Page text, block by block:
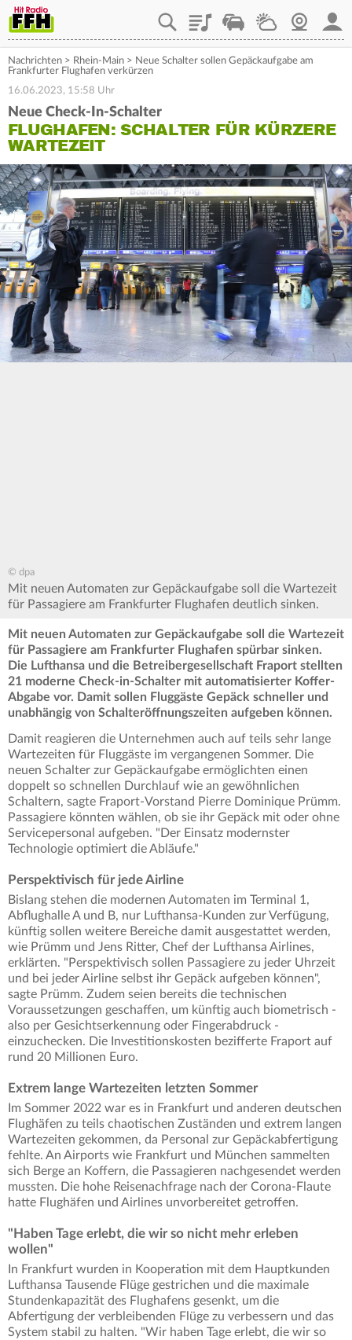
PlaylistStaupilotWetterWebcam
Nachrichten > Rhein-Main > Neue Schalter sollen Gepäckaufgabe am
Frankfurter Flughafen verkürzen
16.06.2023, 15:58 Uhr
Neue Check-In-Schalter
FLUGHAFEN: SCHALTER FÜR KÜRZERE
WARTEZEIT
© dpa
Mit neuen Automaten zur Gepäckaufgabe soll die Wartezeit
für Passagiere am Frankfurter Flughafen deutlich sinken.
Mit neuen Automaten zur Gepäckaufgabe soll die Wartezeit
für Passagiere am Frankfurter Flughafen spürbar sinken.
Die Lufthansa und die Betreibergesellschaft Fraport stellten
21 moderne Check-in-Schalter mit automatisierter Koffer-
Abgabe vor. Damit sollen Fluggäste Gepäck schneller und
unabhängig von Schalteröffnungszeiten aufgeben können.
Damit reagieren die Unternehmen auch auf teils sehr lange
Wartezeiten für Fluggäste im vergangenen Sommer. Die
neuen Schalter zur Gepäckaufgabe ermöglichten einen
doppelt so schnellen Durchlauf wie an gewöhnlichen
Schaltern, sagte Fraport-Vorstand Pierre Dominique Prümm.
Passagiere könnten wählen, ob sie ihr Gepäck mit oder ohne
Servicepersonal aufgeben. "Der Einsatz modernster
Technologie optimiert die Abläufe."
Perspektivisch für jede Airline
Bislang stehen die modernen Automaten im Terminal 1,
Abflughalle A und B, nur Lufthansa-Kunden zur Verfügung,
künftig sollen weitere Bereiche damit ausgestattet werden,
wie Prümm und Jens Ritter, Chef der Lufthansa Airlines,
erklärten. "Perspektivisch sollen Passagiere zu jeder Uhrzeit
und bei jeder Airline selbst ihr Gepäck aufgeben können",
sagte Prümm. Zudem seien bereits die technischen
Voraussetzungen geschaffen, um künftig auch biometrisch -
also per Gesichtserkennung oder Fingerabdruck -
einzuchecken. Die Investitionskosten bezifferte Fraport auf
rund 20 Millionen Euro.
Extrem lange Wartezeiten letzten Sommer
Im Sommer 2022 war es in Frankfurt und anderen deutschen
Flughäfen zu teils chaotischen Zuständen und extrem langen
Wartezeiten gekommen, da Personal zur Gepäckabfertigung
fehlte. An Airports wie Frankfurt und München sammelten
sich Berge an Koffern, die Passagieren nachgesendet werden
mussten. Die hohe Reisenachfrage nach der Corona-Flaute
hatte Flughäfen und Airlines unvorbereitet getroffen.
"Haben Tage erlebt, die wir so nicht mehr erleben
wollen"
In Frankfurt wurden in Kooperation mit dem Hauptkunden
Lufthansa Tausende Flüge gestrichen und die maximale
Stundenkapazität des Flughafens gesenkt, um die
Abfertigung der verbleibenden Flüge zu verbessern und das
System stabil zu halten. "Wir haben Tage erlebt, die wir so